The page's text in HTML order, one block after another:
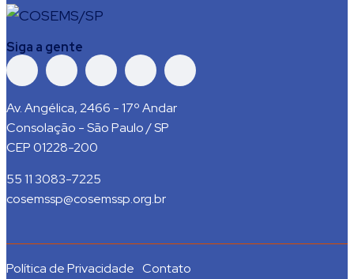
Siga a gente
Av. Angélica, 2466 - 17º Andar
Consolação - São Paulo / SP
CEP 01228-200
55 11 3083-7225
cosemssp@cosemssp.org.br
Política de Privacidade Contato